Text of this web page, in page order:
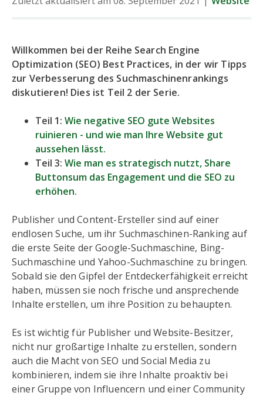
Willkommen bei der Reihe Search Engine
Optimization (SEO) Best Practices, in der wir Tipps
zur Verbesserung des Suchmaschinenrankings
diskutieren! Dies ist Teil 2 der Serie.
Teil 1: Wie negative SEO gute Websites
ruinieren - und wie man Ihre Website gut
aussehen lässt.
Teil 3: Wie man es strategisch nutzt, Share
Buttonsum das Engagement und die SEO zu
erhöhen.
Publisher und Content-Ersteller sind auf einer
endlosen Suche, um ihr Suchmaschinen-Ranking auf
die erste Seite der Google-Suchmaschine, Bing-
Suchmaschine und Yahoo-Suchmaschine zu bringen.
Sobald sie den Gipfel der Entdeckerfähigkeit erreicht
haben, müssen sie noch frische und ansprechende
Inhalte erstellen, um ihre Position zu behaupten.
Es ist wichtig für Publisher und Website-Besitzer,
nicht nur großartige Inhalte zu erstellen, sondern
auch die Macht von SEO und Social Media zu
kombinieren, indem sie ihre Inhalte proaktiv bei
einer Gruppe von Influencern und einer Community